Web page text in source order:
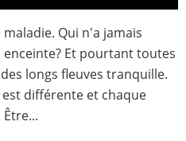
Qui n'a jamais
Et pourtant toutes
longs fleuves tranquille.
est différente et chaque